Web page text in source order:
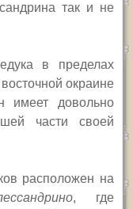
так и не
в пределах
окраине
имеет довольно
части своей
расположен на
, где